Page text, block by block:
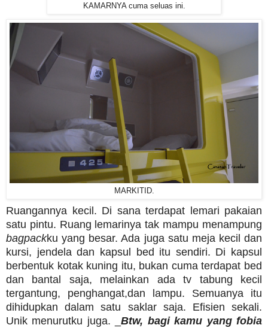
KAMARNYA cuma seluas ini.
MARKITID.
Ruangannya kecil. Di sana terdapat lemari pakaian
satu pintu. Ruang lemarinya tak mampu menampung
bagpackku yang besar. Ada juga satu meja kecil dan
kursi, jendela dan kapsul bed itu sendiri. Di kapsul
berbentuk kotak kuning itu, bukan cuma terdapat bed
dan bantal saja, melainkan ada tv tabung kecil
tergantung, penghangat,dan lampu. Semuanya itu
dihidupkan dalam satu saklar saja. Efisien sekali.
Unik menurutku juga. _Btw, bagi kamu yang fobia